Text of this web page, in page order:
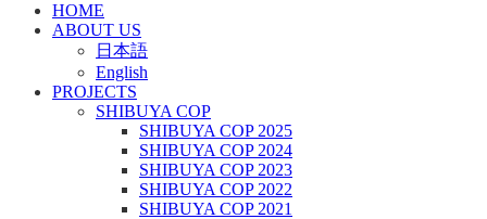
HOME
ABOUT US
日本語
English
PROJECTS
SHIBUYA COP
SHIBUYA COP 2025
SHIBUYA COP 2024
SHIBUYA COP 2023
SHIBUYA COP 2022
SHIBUYA COP 2021